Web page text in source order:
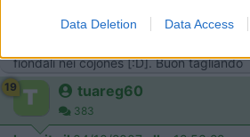
Data Deletion Data Access
> Sono d'accordo con te, segui anche
fiondali nei cojones [:D]. Buon tagliando
19 tuareg60
383